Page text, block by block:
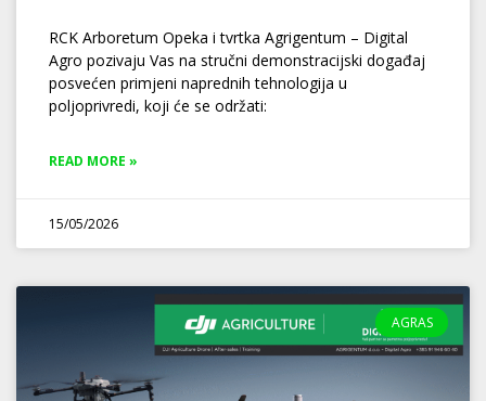
RCK Arboretum Opeka i tvrtka Agrigentum – Digital
Agro pozivaju Vas na stručni demonstracijski događaj
posvećen primjeni naprednih tehnologija u
poljoprivredi, koji će se održati:
READ MORE »
15/05/2026
AGRAS